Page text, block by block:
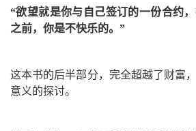
“欲望就是你与自己签订的一份合约
之前，你是不快乐的。”
这本书的后半部分，完全超越了财富
意义的探讨。